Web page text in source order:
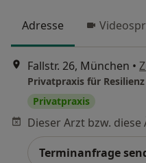
Adresse
Fallstr. 26, München •
Privatpraxis
Terminanfrage